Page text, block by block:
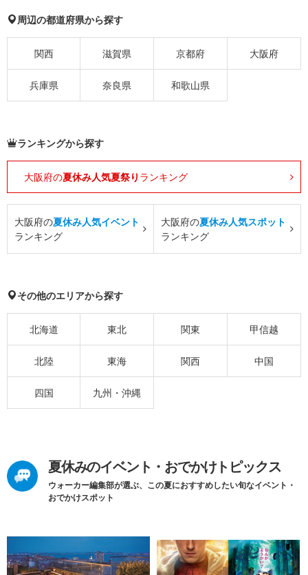
周辺の都道府県から探す
関西 滋賀県 京都府 大阪府
兵庫県 奈良県 和歌山県
ランキングから探す
大阪府の夏休み人気夏祭り ランキング
大阪府の夏休み人気イベント
ランキング
大阪府の夏休み人気スポット
ランキング
その他のエリアから探す
北海道 東北 関東 甲信越
北陸 東海 関西 中国
四国 九州・沖縄
夏休みのイベント・おでかけトピックス
ウォーカー編集部が選ぶ、この夏におすすめしたい旬なイベント・
おでかけスポット